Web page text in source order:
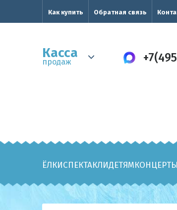
Как купить Обратная связь
Касса
продаж
ЁЛКИСПЕКТАКЛИДЕТЯМКОНЦЕРТЫ